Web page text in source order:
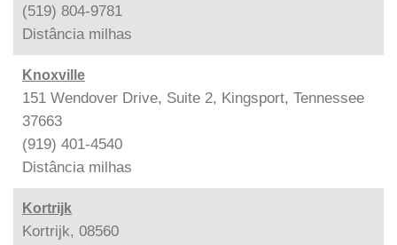
(519) 804-9781
Distância milhas
Knoxville
151 Wendover Drive, Suite 2, Kingsport, Tennessee
37663
(919) 401-4540
Distância milhas
Kortrijk
Kortrijk, 08560